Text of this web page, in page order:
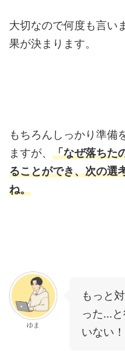
大切なので何度も言い
果が決まります。
もちろんしっかり準備
ますが、 「なぜ落ちた
ることができ、次の選
ね。
ゆま
もっと
った...
いない！